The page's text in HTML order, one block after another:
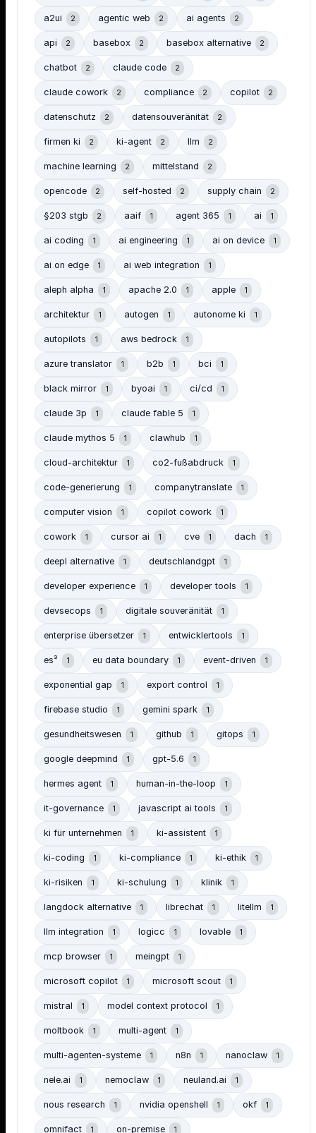
a2ui 2 agentic web 2 ai agents 2
api 2 basebox 2 basebox alternative 2
chatbot 2 claude code 2
claude cowork 2 compliance 2 copilot 2
datenschutz 2 datensouveränität 2
firmen ki 2 ki-agent 2 llm 2
machine learning 2 mittelstand 2
opencode 2 self-hosted 2 supply chain 2
§203 stgb 2 aaif 1 agent 365 1 ai 1
ai coding 1 ai engineering 1 ai on device 1
ai on edge 1 ai web integration 1
aleph alpha 1 apache 2.0 1 apple 1
architektur 1 autogen 1 autonome ki 1
autopilots 1 aws bedrock 1
azure translator 1 b2b 1 bci 1
black mirror 1 byoai 1 ci/cd 1
claude 3p 1 claude fable 5 1
claude mythos 5 1 clawhub 1
cloud-architektur 1 co2-fußabdruck 1
code-generierung 1 companytranslate 1
computer vision 1 copilot cowork 1
cowork 1 cursor ai 1 cve 1 dach 1
deepl alternative 1 deutschlandgpt 1
developer experience 1 developer tools 1
devsecops 1 digitale souveränität 1
enterprise übersetzer 1 entwicklertools 1
es³ 1 eu data boundary 1 event-driven 1
exponential gap 1 export control 1
firebase studio 1 gemini spark 1
gesundheitswesen 1 github 1 gitops 1
google deepmind 1 gpt-5.6 1
hermes agent 1 human-in-the-loop 1
it-governance 1 javascript ai tools 1
ki für unternehmen 1 ki-assistent 1
ki-coding 1 ki-compliance 1 ki-ethik 1
ki-risiken 1 ki-schulung 1 klinik 1
langdock alternative 1 librechat 1 litellm 1
llm integration 1 logicc 1 lovable 1
mcp browser 1 meingpt 1
microsoft copilot 1 microsoft scout 1
mistral 1 model context protocol 1
moltbook 1 multi-agent 1
multi-agenten-systeme 1 n8n 1 nanoclaw 1
nele.ai 1 nemoclaw 1 neuland.ai 1
nous research 1 nvidia openshell 1 okf 1
omnifact 1 on-premise 1